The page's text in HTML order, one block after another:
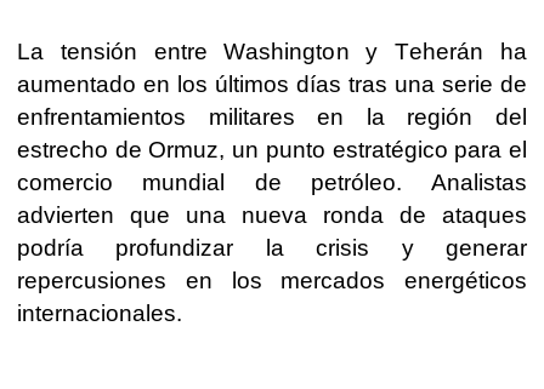
La tensión entre Washington y Teherán ha
aumentado en los últimos días tras una serie de
enfrentamientos militares en la región del
estrecho de Ormuz, un punto estratégico para el
comercio mundial de petróleo. Analistas
advierten que una nueva ronda de ataques
podría profundizar la crisis y generar
repercusiones en los mercados energéticos
internacionales.